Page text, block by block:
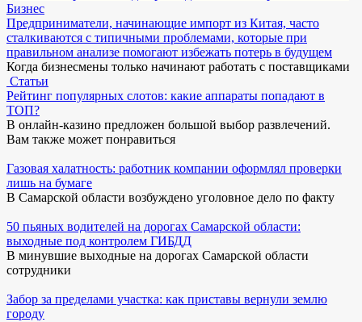
Бизнес
Предприниматели, начинающие импорт из Китая, часто
сталкиваются с типичными проблемами, которые при
правильном анализе помогают избежать потерь в будущем
Когда бизнесмены только начинают работать с поставщиками
Статьи
Рейтинг популярных слотов: какие аппараты попадают в
ТОП?
В онлайн-казино предложен большой выбор развлечений.
Вам также может понравиться
Газовая халатность: работник компании оформлял проверки
лишь на бумаге
В Самарской области возбуждено уголовное дело по факту
50 пьяных водителей на дорогах Самарской области:
выходные под контролем ГИБДД
В минувшие выходные на дорогах Самарской области
сотрудники
Забор за пределами участка: как приставы вернули землю
городу